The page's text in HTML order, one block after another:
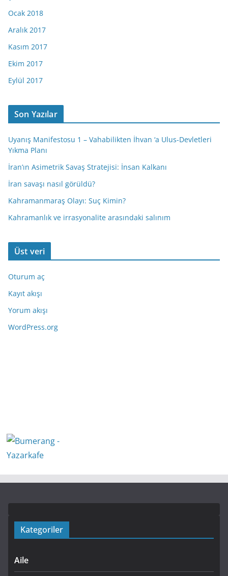
Ocak 2018
Aralık 2017
Kasım 2017
Ekim 2017
Eylül 2017
Son Yazılar
Uyanış Manifestosu 1 – Vahabilikten İhvan ‘a Ulus-Devletleri
Yıkma Planı
İran’ın Asimetrik Savaş Stratejisi: İnsan Kalkanı
İran savaşı nasıl görüldü?
Kahramanmaraş Olayı: Suç Kimin?
Kahramanlık ve irrasyonalite arasındaki salınım
Üst veri
Oturum aç
Kayıt akışı
Yorum akışı
WordPress.org
Kategoriler
Aile